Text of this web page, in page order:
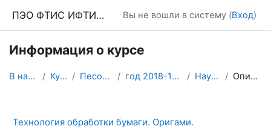
ПЭО ФТИС ИФТИС МПГУ Вы не вошли в систему (Вход)
Информация о курсе
В начало Курсы Песочница год 2018-19 4 курс Наумова Описание
Технология обработки бумаги. Оригами.